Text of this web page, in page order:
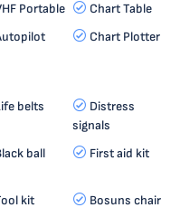
Portable
Chart Table
Chart Plotter
belts
Distress
signals
ball First aid kit
kit Bosuns chair